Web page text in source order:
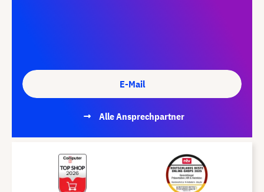
E-Mail
Alle Ansprechpartner